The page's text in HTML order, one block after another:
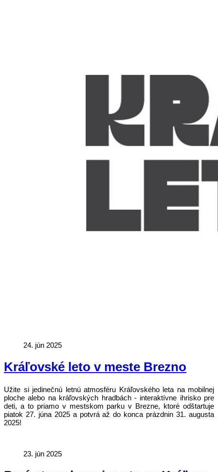
24. jún 2025
Kráľovské leto v meste Brezno
Užite si jedinečnú letnú atmosféru Kráľovského leta na mobilnej
ploche alebo na kráľovských hradbách - interaktívne ihrisko pre
deti, a to priamo v mestskom parku v Brezne, ktoré odštartuje
piatok 27. júna 2025 a potvrá až do konca prázdnin 31. augusta
2025!
23. jún 2025